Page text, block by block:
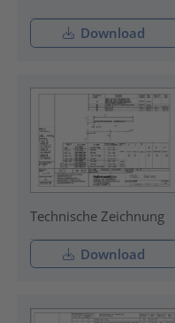
Download
Technische Zeichnung
Download